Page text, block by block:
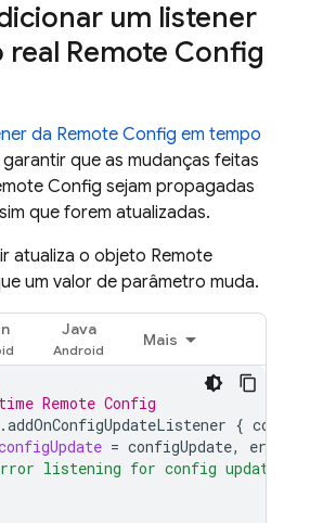
um listener
real Remote Config
da Remote Config em tempo
que as mudanças feitas
Config sejam propagadas
que forem atualizadas.
atualiza o objeto Remote
um valor de parâmetro muda.
Java
Mais
Remote Config
.addOnConfigUpdateListener {
= configUpdate, error
listening for config updates: